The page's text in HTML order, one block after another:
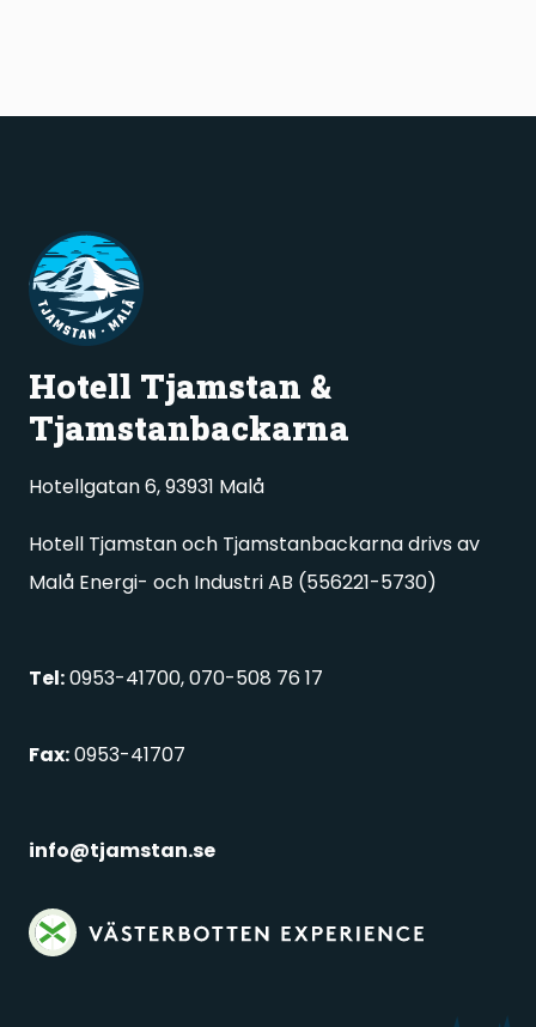
Hotell Tjamstan &
Tjamstanbackarna
Hotellgatan 6, 93931 Malå
Hotell Tjamstan och Tjamstanbackarna drivs av
Malå Energi- och Industri AB (556221-5730)
Tel:0953-41700, 070-508 76 17
Fax:0953-41707
info@tjamstan.se